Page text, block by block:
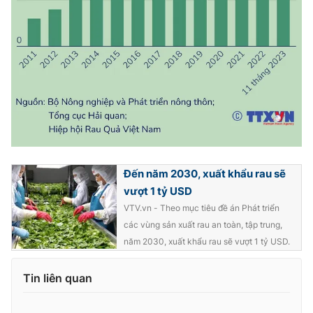
Photo
Video Shorts video
VTV Money VTV Thể thao
VTV Sức khoẻ Bất động sản
Thị trường 24h Tấm lòng Việt
VTV4 Vươn mình bằng AI
Đến năm 2030, xuất khẩu rau sẽ
vượt 1 tỷ USD
VTV.vn - Theo mục tiêu đề án Phát triển
các vùng sản xuất rau an toàn, tập trung,
năm 2030, xuất khẩu rau sẽ vượt 1 tỷ USD.
Tin liên quan